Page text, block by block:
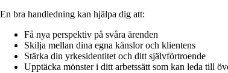
En bra handledning kan hjälpa dig att:
Få nya perspektiv på svåra ärenden
Skilja mellan dina egna känslor och klientens
Stärka din yrkesidentitet och ditt självförtroende
Upptäcka mönster i ditt arbetssätt som kan leda till